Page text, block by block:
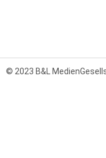
© 2023 B&L